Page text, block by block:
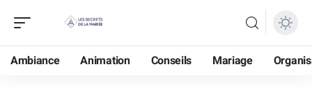
Ambiance Animation Conseils Mariage